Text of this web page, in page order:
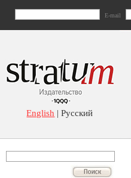
E-mail
English | Русский